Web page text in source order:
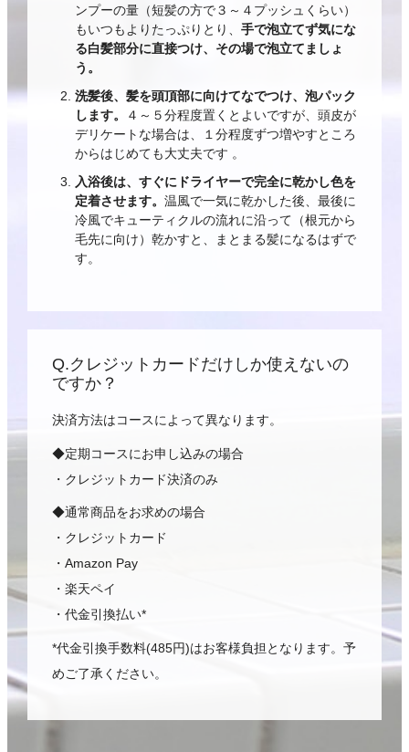
ンプーの量（短髪の方で３～４プッシュくらい）
もいつもよりたっぷりとり、 手で泡立てず気にな
る白髪部分に直接つけ、その場で泡立てましょ
う。
洗髪後、髪を頭頂部に向けてなでつけ、泡パック
します。
４～５分程度置くとよいですが、頭皮が
デリケートな場合は、１分程度ずつ増やすところ
からはじめても大丈夫です 。
入浴後は、すぐにドライヤーで完全に乾かし色を
定着させます。 温風で一気に乾かした後、最後に
冷風でキューティクルの流れに沿って（根元から
毛先に向け）乾かすと、まとまる髪になるはずで
す。
Q.クレジットカードだけしか使えないの
ですか？
決済方法はコースによって異なります。
◆定期コースにお申し込みの場合
・クレジットカード決済のみ
◆通常商品をお求めの場合
・クレジットカード
・Amazon Pay
・楽天ペイ
・代金引換払い*
*代金引換手数料(485円)はお客様負担となります。予
めご了承ください。